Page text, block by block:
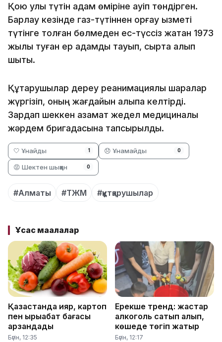
Қою улы түтін адам өміріне қауіп төндірген.
Барлау кезінде газ-түтіннен қорғау қызметі
түтінге толған бөлмеден ес-түссіз жатқан 1973
жылы туған ер адамды тауып, сыртқа алып
шықты.
Құтқарушылар дереу реанимациялық шаралар
жүргізіп, оның жағдайын қалыпқа келтірді.
Зардап шеккен азамат жедел медициналық
жәрдем бригадасына тапсырылды.
🤍 Ұнайды 1 😞 Ұнамайды 0
😡 Шектен шыққан 0
#Алматы #ТЖМ #құтқарушылар
Ұқсас мақалалар
Қазақстанда қияр, картоп
пен қырыққабат бағасы
арзандады
Бүгін, 12:35
Ерекше тренд: жастар
алкоголь сатып алып,
көшеде төгіп жатыр
Бүгін, 12:17